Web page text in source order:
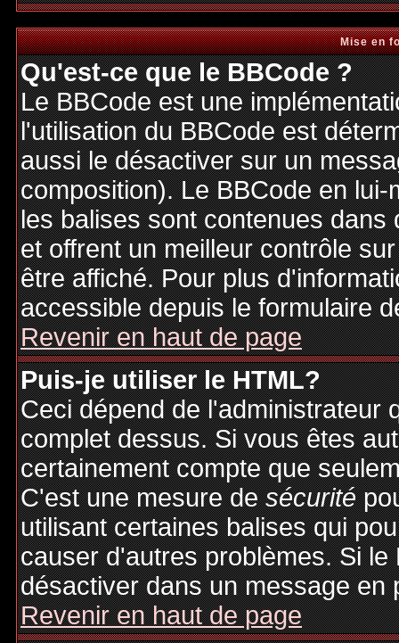
Mise en
Qu'est-ce que le BBCode ?
Le BBCode est une
l'utilisation du BBCode est
aussi le désactiver sur un
composition). Le BBCode en
les balises sont contenues
et offrent un meilleur contrôle
être affiché. Pour plus
accessible depuis le formulaire
Revenir en haut de page
Puis-je utiliser le HTML?
Ceci dépend de l'administrateur
complet dessus. Si vous êtes
certainement compte que
C'est une mesure desécurité
utilisant certaines balises qui
causer d'autres problèmes. Si
désactiver dans un message en
Revenir en haut de page